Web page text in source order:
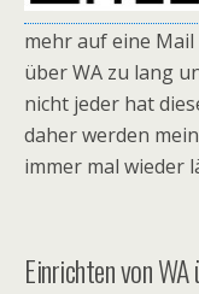
mehr auf eine
über WA zu lang
nicht jeder hat
daher werden
immer mal wieder
Einrichten von